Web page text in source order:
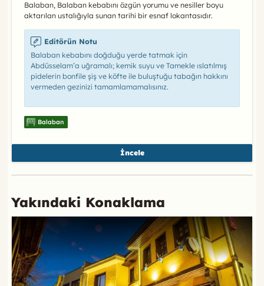
Balaban, Balaban kebabını özgün yorumu ve nesiller boyu
aktarılan ustalığıyla sunan tarihi bir esnaf lokantasıdır.
Editörün Notu
Balaban kebabını doğduğu yerde tatmak için
Abdüsselam’a uğramalı; kemik suyu ve Tamekle ıslatılmış
pidelerin bonfile şiş ve köfte ile buluştuğu tabağın hakkını
vermeden gezinizi tamamlamamalısınız.
Balaban
İncele
Yakındaki Konaklama